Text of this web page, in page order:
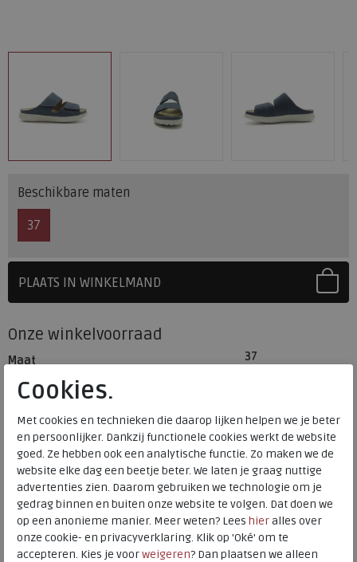
Beschikbare maten
37
PLAATS IN WINKELMAND
Onze winkelvoorraad
Maat
37
HEEMSKERK
HOORN
Hulp nodig? bel:0229 760 760
Gratis verzending binnen Nederland*
Voor 14:00 uur besteld = dezelfde werkdag verzonden*
Altijd retourneren, binnen 1 werkdag terugbetaald
Cookies.
Met cookies en technieken die daarop lijken helpen we je beter
en persoonlijker. Dankzij functionele cookies werkt de website
goed. Ze hebben ook een analytische functie. Zo maken we de
website elke dag een beetje beter. We laten je graag nuttige
advertenties zien. Daarom gebruiken we technologie om je
gedrag binnen en buiten onze website te volgen. Dat doen we
op een anonieme manier. Meer weten? Lees hieralles over
onze cookie- en privacyverklaring. Klik op 'Oké' om te
accepteren. Kies je voorweigeren? Dan plaatsen we alleen